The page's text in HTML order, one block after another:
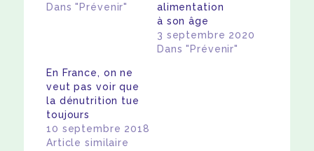
Dans "Prévenir"
alimentation
à son âge
3 septembre 2020
Dans "Prévenir"
En France, on ne
veut pas voir que
la dénutrition tue
toujours
10 septembre 2018
Article similaire